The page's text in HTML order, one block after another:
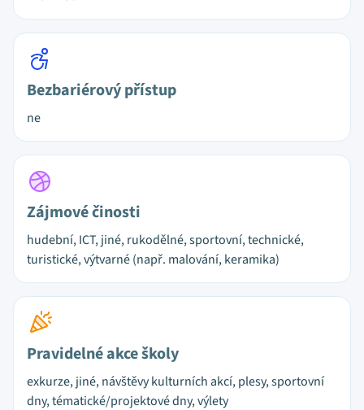
Bezbariérový přístup
ne
Zájmové činosti
hudební, ICT, jiné, rukodělné, sportovní, technické,
turistické, výtvarné (např. malování, keramika)
Pravidelné akce školy
exkurze, jiné, návštěvy kulturních akcí, plesy, sportovní
dny, tématické/projektové dny, výlety